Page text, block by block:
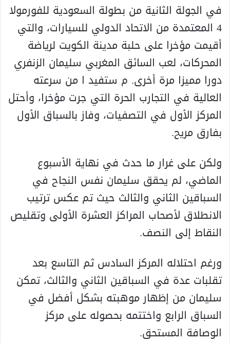
في الجولة الثانية من بطولة السعودية للفورمولا
4 المعتمدة من الاتحاد الدولي للسيارات، والتي
أقيمت مؤخرا على حلبة مدينة الكويت لرياضة
المحركات، لعب السائق المغربي سليمان الزنفري
دورا مميزا مرة أخرى. م ستفيد ا من سرعته
العالية في التجارب الحرة التي جرت مؤخرا، وأحتل
المركز الأول في التصفيات، وفاز بالسباق الأول
بفارق مريح.
ولكن على غرار ما حدث في نهاية الأسبوع
الماضي، لم يحقق سليمان نفس النجاح في
السباقين الثاني والثالث حيث تم عكس ترتيب
الانطلاق لأصحاب المراكز العشرة الأولى وتقليص
النقاط إلى النصف.
ورغم احتلاله المركز السادس ثم التاسع بعد
تقلبات عدة في السباقين الثاني والثالث، تمكن
سليمان من إظهار موهبته بشكل أفضل في
السباق الرابع واختتمه بحصوله على مركز
الوصافة المستحق.